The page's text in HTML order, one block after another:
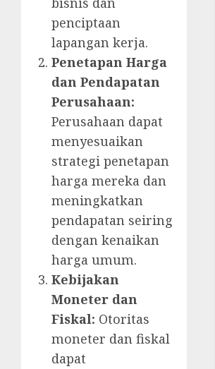
penciptaan
lapangan kerja.
Penetapan Harga
dan Pendapatan
Perusahaan:
Perusahaan dapat
menyesuaikan
strategi penetapan
harga mereka dan
meningkatkan
pendapatan seiring
dengan kenaikan
harga umum.
Kebijakan
Moneter dan
Fiskal: Otoritas
moneter dan fiskal
dapat